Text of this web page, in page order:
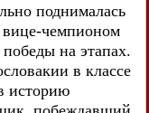
поднималась
чемпионом
на этапах.
в классе
историю